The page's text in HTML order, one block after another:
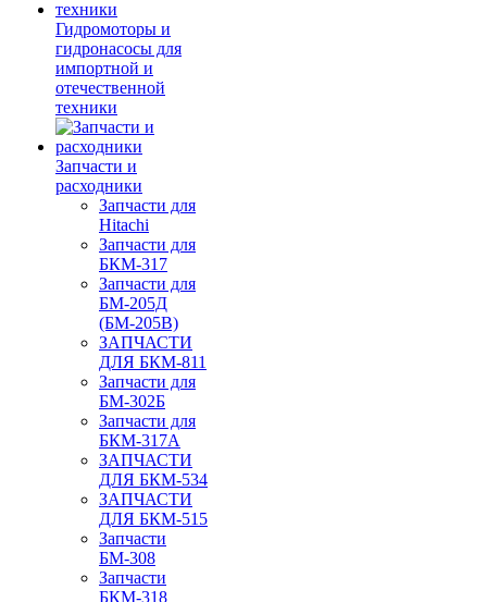
Гидромоторы и
гидронасосы для
импортной и
отечественной
техники
Запчасти и
расходники
Запчасти для
Hitachi
Запчасти для
БКМ-317
Запчасти для
БМ-205Д
(БМ-205В)
ЗАПЧАСТИ
ДЛЯ БКМ-811
Запчасти для
БМ-302Б
Запчасти для
БКМ-317А
ЗАПЧАСТИ
ДЛЯ БКМ-534
ЗАПЧАСТИ
ДЛЯ БКМ-515
Запчасти
БМ-308
Запчасти
БКМ-318